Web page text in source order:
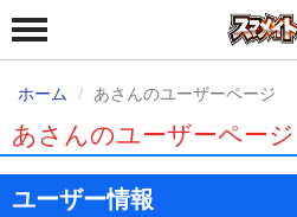
ホーム あさんのユーザーページ
あさんのユーザーページ
ユーザー情報